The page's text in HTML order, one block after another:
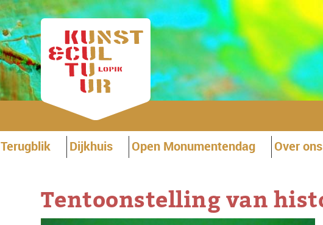
Terugblik Dijkhuis Open Monumentendag Over ons
Tentoonstelling van